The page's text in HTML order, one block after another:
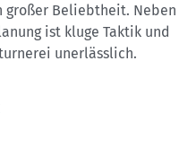
großer Beliebtheit. Neben
ist kluge Taktik und
unerlässlich.